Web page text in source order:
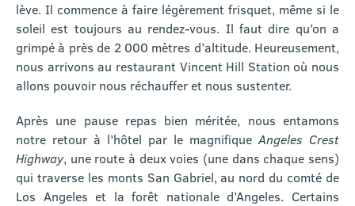
lève. Il commence à faire légèrement frisquet, même si le
soleil est toujours au rendez-vous. Il faut dire qu’on a
grimpé à près de 2 000 mètres d’altitude. Heureusement,
nous arrivons au restaurant Vincent Hill Station où nous
allons pouvoir nous réchauffer et nous sustenter.
Après une pause repas bien méritée, nous entamons
notre retour à l’hôtel par le magnifiqueAngeles Crest
Highway, une route à deux voies (une dans chaque sens)
qui traverse les monts San Gabriel, au nord du comté de
Los Angeles et la forêt nationale d’Angeles. Certains